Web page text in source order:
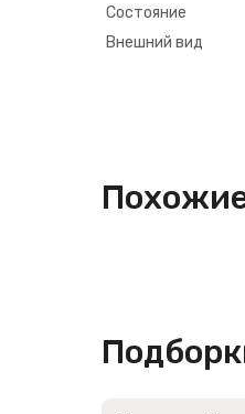
Состояние
Внешний вид